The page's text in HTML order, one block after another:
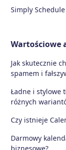
Simply
Wartościowe
Jak skutecznie
spamem i
Ładne i stylowe
różnych
Czy istnieje
Darmowy